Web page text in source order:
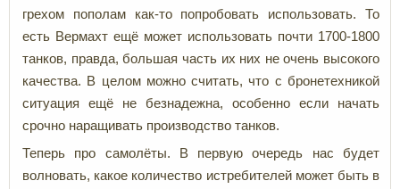
грехом пополам как-то попробовать использовать. То
есть Вермахт ещё может использовать почти 1700-1800
танков, правда, большая часть их них не очень высокого
качества. В целом можно считать, что с бронетехникой
ситуация ещё не безнадежна, особенно если начать
срочно наращивать производство танков.
Теперь про самолёты. В первую очередь нас будет
волновать, какое количество истребителей может быть в